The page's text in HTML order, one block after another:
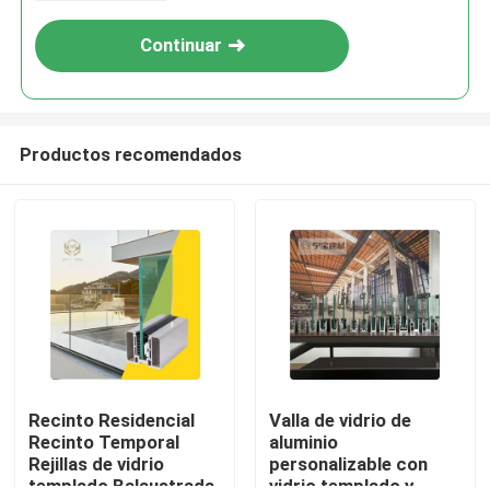
Inicio
Productos
Sobre nosotros
Continuar
Productos recomendados
Recinto Residencial
Recinto Temporal
Rejillas de vidrio
Valla de vidrio de
aluminio
personalizable con